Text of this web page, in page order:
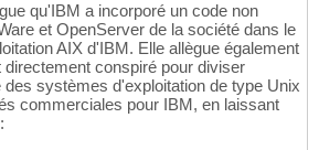
qu'IBM a incorporé un code non
et OpenServer de la société dans le
AIX d'IBM. Elle allègue également
conspiré pour diviser
systèmes d'exploitation de type Unix
commerciales pour IBM, en laissant